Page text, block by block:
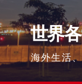
世界
海外生活